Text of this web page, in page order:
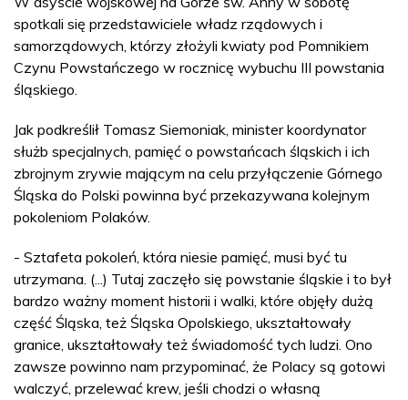
spotkali się przedstawiciele władz rządowych i
samorządowych, którzy złożyli kwiaty pod Pomnikiem
Czynu Powstańczego w rocznicę wybuchu III powstania
śląskiego.
Jak podkreślił Tomasz Siemoniak, minister koordynator
służb specjalnych, pamięć o powstańcach śląskich i ich
zbrojnym zrywie mającym na celu przyłączenie Górnego
Śląska do Polski powinna być przekazywana kolejnym
pokoleniom Polaków.
- Sztafeta pokoleń, która niesie pamięć, musi być tu
utrzymana. (...) Tutaj zaczęło się powstanie śląskie i to był
bardzo ważny moment historii i walki, które objęły dużą
część Śląska, też Śląska Opolskiego, ukształtowały
granice, ukształtowały też świadomość tych ludzi. Ono
zawsze powinno nam przypominać, że Polacy są gotowi
walczyć, przelewać krew, jeśli chodzi o własną